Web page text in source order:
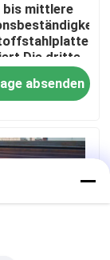
bis mittlere
Die dritte
zulässig
absenden